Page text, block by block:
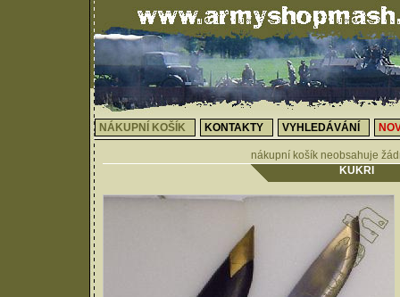
NÁKUPNÍ KOŠÍK KONTAKTY VYHLEDÁVÁNÍ
nákupní košík neobsahuje
KUKRI